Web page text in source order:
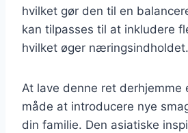
hvilket gør den til en
kan tilpasses til at inkludere
hvilket øger næringsindholdet.
At lave denne ret derhjemme
måde at introducere nye
din familie. Den asiatiske